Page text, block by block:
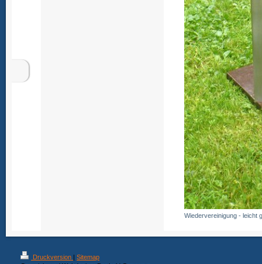
Wiedervereinigung - leicht
Druckversion | Sitemap